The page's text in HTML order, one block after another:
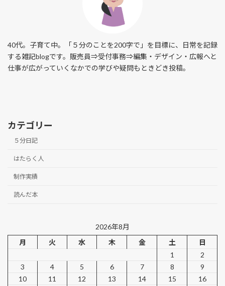
40代。子育て中。「５分のことを200字で」を目標に、日常を記録
する雑記blogです。販売員⇒受付事務⇒編集・デザイン・広報へと
仕事が広がっていくなかでの学びや疑問もときどき投稿。
カテゴリー
５分日記
はたらく人
制作実績
読んだ本
2026年8月
月
火 水 木 金 土
日
1
2
3
4 5 6 7 8
9
10
11 12 13 14 15
16